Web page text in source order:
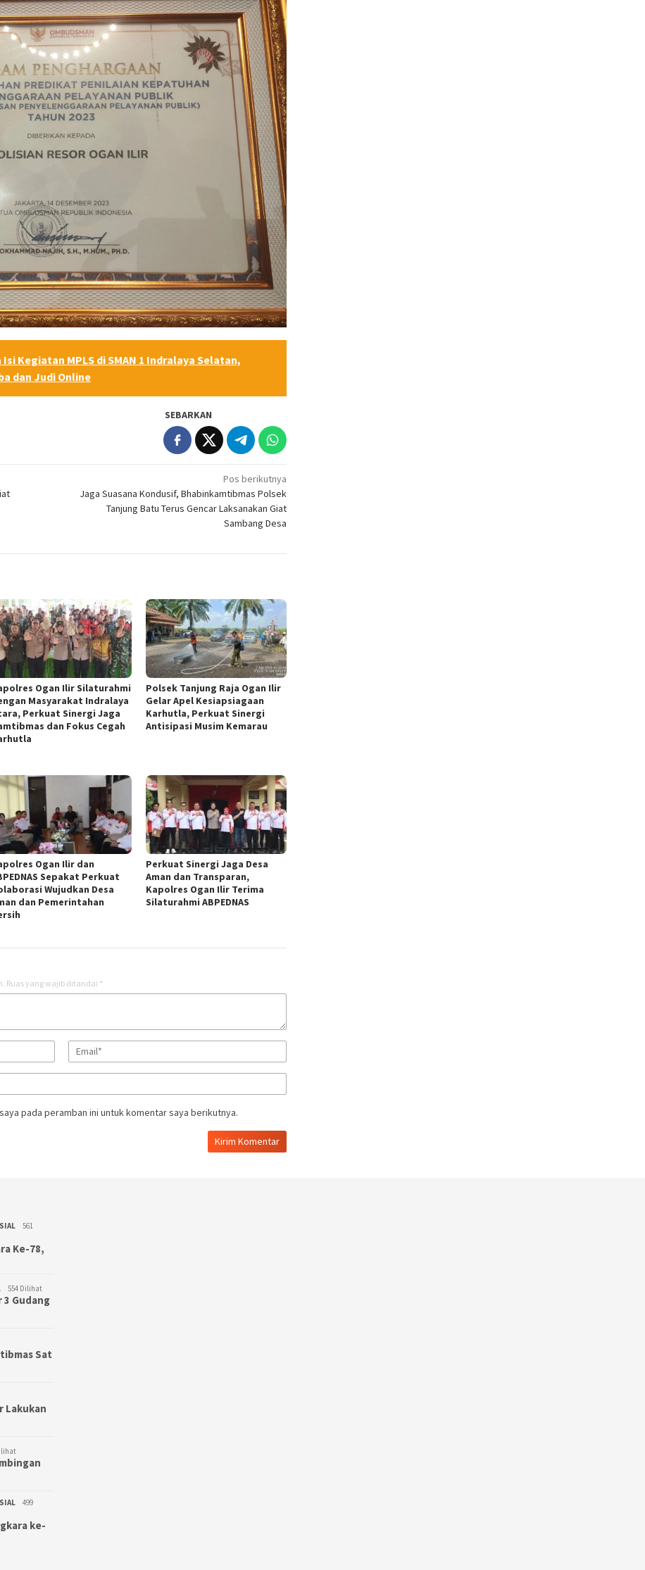
Kegiatan MPLS di SMAN 1 Indralaya Selatan,
dan Judi Online
SEBARKAN
Pos berikutnya
Jaga Suasana Kondusif, Bhabinkamtibmas Polsek
Tanjung Batu Terus Gencar Laksanakan Giat
Sambang Desa
Ogan Ilir Silaturahmi
Masyarakat Indralaya
Perkuat Sinergi Jaga
dan Fokus Cegah
Polsek Tanjung Raja Ogan Ilir
Gelar Apel Kesiapsiagaan
Karhutla, Perkuat Sinergi
Antisipasi Musim Kemarau
Ogan Ilir dan
Sepakat Perkuat
Wujudkan Desa
dan Pemerintahan
Perkuat Sinergi Jaga Desa
Aman dan Transparan,
Kapolres Ogan Ilir Terima
Silaturahmi ABPEDNAS
Ruas yang wajib ditandai *
pada peramban ini untuk komentar saya berikutnya.
561
Ke-78,
554 Dilihat
3 Gudang
Sat
Lakukan
499
ke-